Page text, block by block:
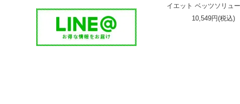
イエット ベッツソリュ
10,549円(税込)